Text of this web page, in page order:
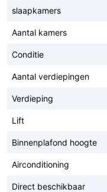
slaapkamers
Aantal kamers
Conditie
Aantal verdiepingen
Verdieping
Lift
Binnenplafond hoogte
Airconditioning
Direct beschikbaar